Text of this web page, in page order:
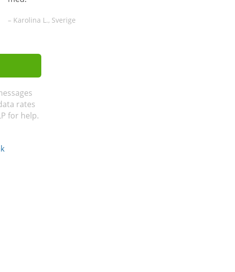
– Karolina L., Sverige
rates
for help.